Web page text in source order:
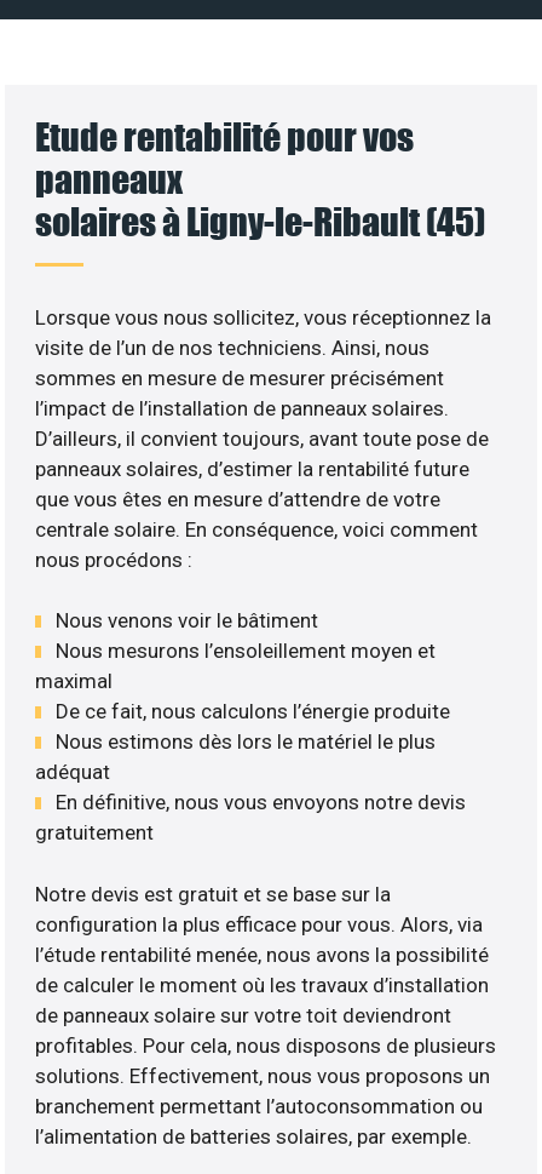
Etude rentabilité pour vos
panneaux
solaires à Ligny-le-Ribault (45)
Lorsque vous nous sollicitez, vous réceptionnez la
visite de l’un de nos techniciens. Ainsi, nous
sommes en mesure de mesurer précisément
l’impact de l’installation de panneaux solaires.
D’ailleurs, il convient toujours, avant toute pose de
panneaux solaires, d’estimer la rentabilité future
que vous êtes en mesure d’attendre de votre
centrale solaire. En conséquence, voici comment
nous procédons :
Nous venons voir le bâtiment
Nous mesurons l’ensoleillement moyen et
maximal
De ce fait, nous calculons l’énergie produite
Nous estimons dès lors le matériel le plus
adéquat
En définitive, nous vous envoyons notre devis
gratuitement
Notre devis est gratuit et se base sur la
configuration la plus efficace pour vous. Alors, via
l’étude rentabilité menée, nous avons la possibilité
de calculer le moment où les travaux d’installation
de panneaux solaire sur votre toit deviendront
profitables. Pour cela, nous disposons de plusieurs
solutions. Effectivement, nous vous proposons un
branchement permettant l’autoconsommation ou
l’alimentation de batteries solaires, par exemple.